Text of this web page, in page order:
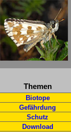
Themen
Biotope
Gefährdung
Schutz
Download